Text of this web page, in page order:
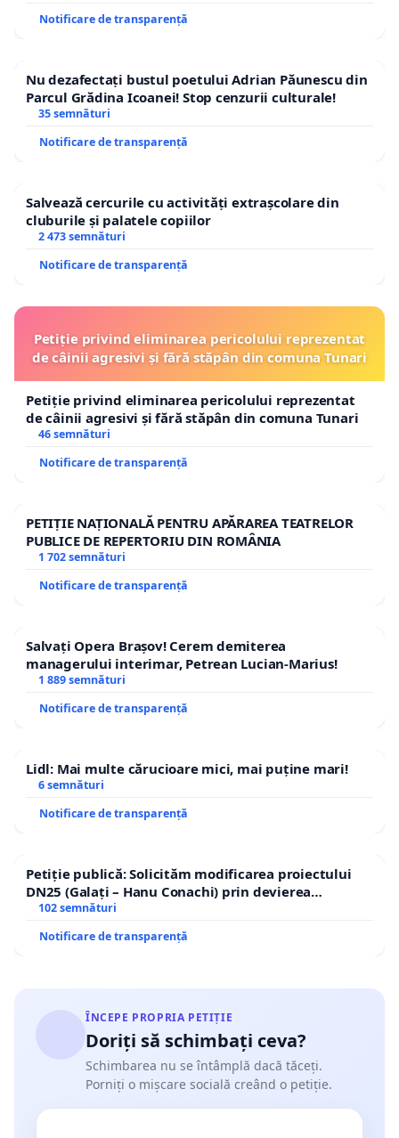
Notificare de transparență
Nu dezafectați bustul poetului Adrian Păunescu din
Parcul Grădina Icoanei! Stop cenzurii culturale!
35 semnături
Notificare de transparență
Salvează cercurile cu activități extrașcolare din
cluburile și palatele copiilor
2 473 semnături
Notificare de transparență
Petiție privind eliminarea pericolului reprezentat
de câinii agresivi și fără stăpân din comuna Tunari
Petiție privind eliminarea pericolului reprezentat
de câinii agresivi și fără stăpân din comuna Tunari
46 semnături
Notificare de transparență
PETIȚIE NAȚIONALĂ PENTRU APĂRAREA TEATRELOR
PUBLICE DE REPERTORIU DIN ROMÂNIA
1 702 semnături
Notificare de transparență
Salvați Opera Brașov! Cerem demiterea
managerului interimar, Petrean Lucian-Marius!
1 889 semnături
Notificare de transparență
Lidl: Mai multe cărucioare mici, mai puține mari!
6 semnături
Notificare de transparență
Petiție publică: Solicităm modificarea proiectului
DN25 (Galați – Hanu Conachi) prin devierea
traseului în afara localităților!
102 semnături
Notificare de transparență
ÎNCEPE PROPRIA PETIȚIE
Doriți să schimbați ceva?
Schimbarea nu se întâmplă dacă tăceți.
Porniți o mișcare socială creând o petiție.